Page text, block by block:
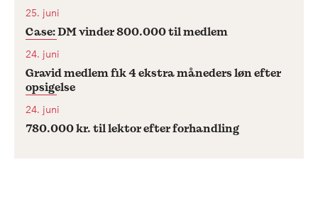
25. juni
Case: DM vinder 800.000 til medlem
24. juni
Gravid medlem fik 4 ekstra måneders løn efter
opsigelse
24. juni
780.000 kr. til lektor efter forhandling